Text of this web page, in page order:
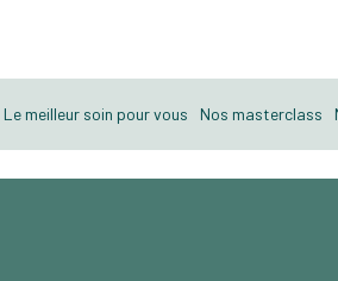
Le meilleur soin pour vous Nos masterclass